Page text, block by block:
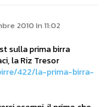
2010 In 11:02
sulla prima birra
la Riz Tresor
422/la-prima-birra-